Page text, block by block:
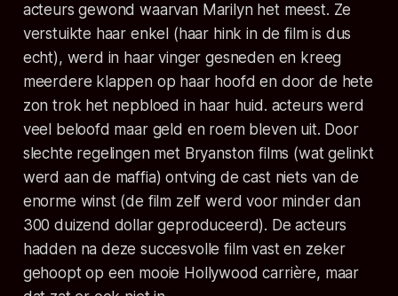
acteurs gewond waarvan Marilyn het meest. Ze
verstuikte haar enkel (haar hink in de film is dus
echt), werd in haar vinger gesneden en kreeg
meerdere klappen op haar hoofd en door de hete
zon trok het nepbloed in haar huid. acteurs werd
veel beloofd maar geld en roem bleven uit. Door
slechte regelingen met Bryanston films (wat gelinkt
werd aan de maffia) ontving de cast niets van de
enorme winst (de film zelf werd voor minder dan
300 duizend dollar geproduceerd). De acteurs
hadden na deze succesvolle film vast en zeker
gehoopt op een mooie Hollywood carrière, maar